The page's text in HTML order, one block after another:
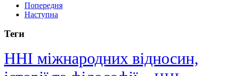
Попередня
Наступна
Теги
ННІ міжнародних відносин,